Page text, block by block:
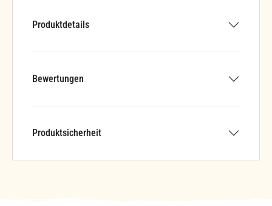
Produktdetails
Bewertungen
Produktsicherheit